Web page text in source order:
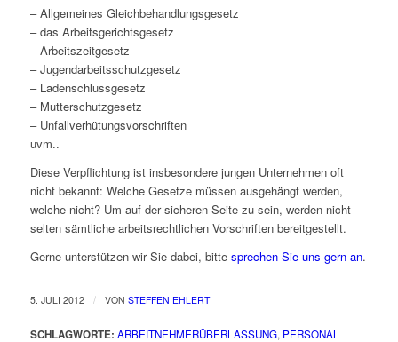
– Allgemeines Gleichbehandlungsgesetz
– das Arbeitsgerichtsgesetz
– Arbeitszeitgesetz
– Jugendarbeitsschutzgesetz
– Ladenschlussgesetz
– Mutterschutzgesetz
– Unfallverhütungsvorschriften
uvm..
Diese Verpflichtung ist insbesondere jungen Unternehmen oft
nicht bekannt: Welche Gesetze müssen ausgehängt werden,
welche nicht? Um auf der sicheren Seite zu sein, werden nicht
selten sämtliche arbeitsrechtlichen Vorschriften bereitgestellt.
Gerne unterstützen wir Sie dabei, bitte sprechen Sie uns gern an.
5. JULI 2012 / VON STEFFEN EHLERT
SCHLAGWORTE: ARBEITNEHMERÜBERLASSUNG, PERSONAL